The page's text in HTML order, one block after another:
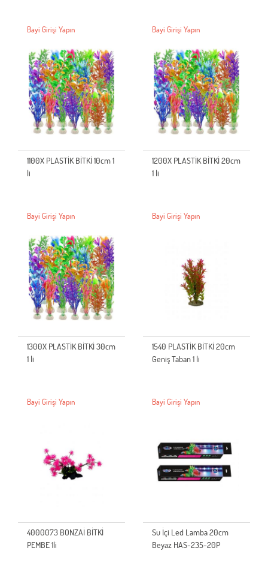
Bayi Girişi Yapın Bayi Girişi Yapın
1100X PLASTİK BİTKİ 10cm 1
li
Bayi Girişi Yapın
1200X PLASTİK BİTKİ 20cm
1 li
Bayi Girişi Yapın
1300X PLASTİK BİTKİ 30cm
1 li
Bayi Girişi Yapın
1540 PLASTİK BİTKİ 20cm
Geniş Taban 1 li
Bayi Girişi Yapın
4000073 BONZAİ BİTKİ
PEMBE 1li
Su İçi Led Lamba 20cm
Beyaz HAS-235-20P